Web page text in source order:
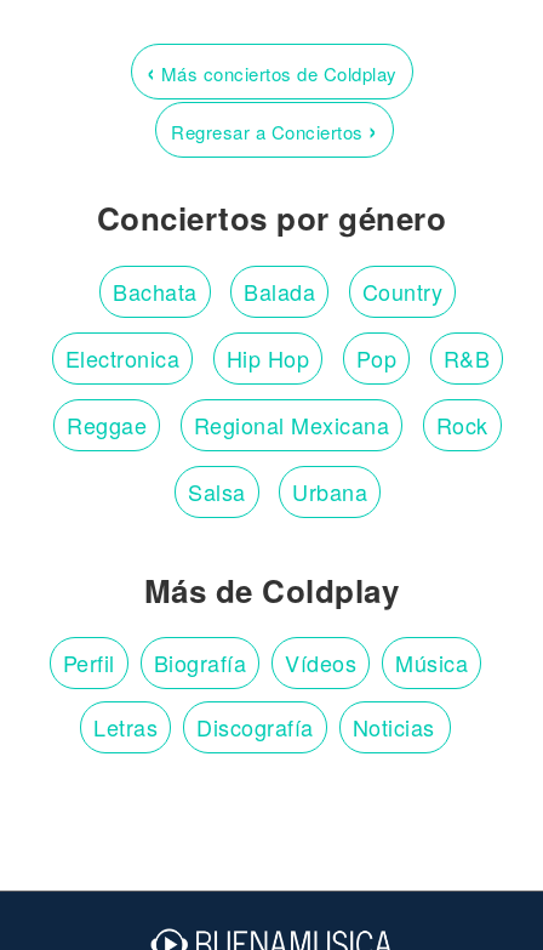
‹ Más conciertos de Coldplay
Regresar a Conciertos ›
Conciertos por género
Bachata Balada Country
Electronica Hip Hop Pop R&B
Reggae Regional Mexicana Rock
Salsa Urbana
Más de Coldplay
Perfil Biografía Vídeos Música
Letras Discografía Noticias